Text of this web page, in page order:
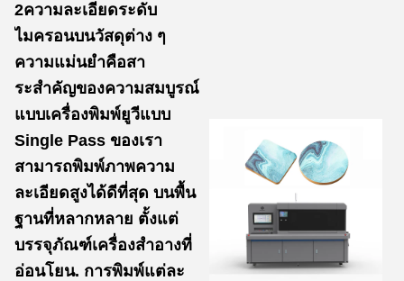
2ความละเอียดระดับ
ไมครอนบนวัสดุต่าง ๆ
ความแม่นยําคือสา
ระสําคัญของความสมบูรณ์
แบบเครื่องพิมพ์ยูวีแบบ
Single Pass ของเรา
สามารถพิมพ์ภาพความ
ละเอียดสูงได้ดีที่สุด บนพื้น
ฐานที่หลากหลาย ตั้งแต่
บรรจุภัณฑ์เครื่องสําอางที่
อ่อนโยน. การพิมพ์แต่ละ